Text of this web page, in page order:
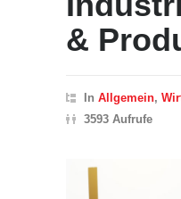
&
In Allgemein,
3593 Aufrufe